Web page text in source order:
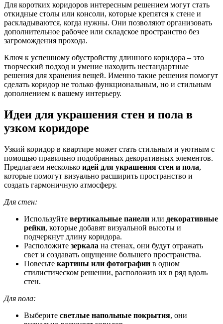
Для коротких коридоров интересным решением могут стать
откидные столы или консоли, которые крепятся к стене и
раскладываются, когда нужны. Они позволяют организовать
дополнительное рабочее или складское пространство без
загромождения прохода.
Ключ к успешному обустройству длинного коридора – это
творческий подход и умение находить нестандартные
решения для хранения вещей. Именно такие решения помогут
сделать коридор не только функциональным, но и стильным
дополнением к вашему интерьеру.
Идеи для украшения стен и пола в
узком коридоре
Узкий коридор в квартире может стать стильным и уютным с
помощью правильно подобранных декоративных элементов.
Предлагаем несколько идей для украшения стен и пола,
которые помогут визуально расширить пространство и
создать гармоничную атмосферу.
Для стен:
Используйте вертикальные панели или декоративные
рейки, которые добавят визуальной высоты и
подчеркнут длину коридора.
Расположите зеркала на стенах, они будут отражать
свет и создавать ощущение большего пространства.
Повесьте картины или фотографии в одном
стилистическом решении, расположив их в ряд вдоль
стен.
Для пола:
Выберите светлые напольные покрытия, они